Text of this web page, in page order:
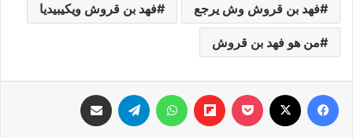
فهد بن قروش وش يرجع فهد بن قروش ويكيبيديا
من هو فهد بن قروش
فيسبوك ‫Pocket
Flipboard واتساب تيلقرام